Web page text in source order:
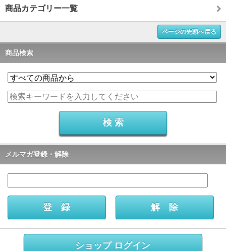
商品カテゴリー一覧
ページの先頭へ戻る
商品検索
メルマガ登録・解除
ショップ ログイン